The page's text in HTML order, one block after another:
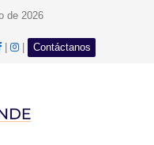
de 2026
facebook
| Instagram
Contáctanos